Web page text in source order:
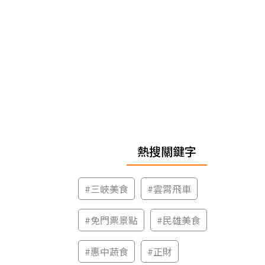
熱搜關鍵字
#三峽美食 #雲霄飛車
#免門票景點 #民雄美食
#惠中蔬食 #正財